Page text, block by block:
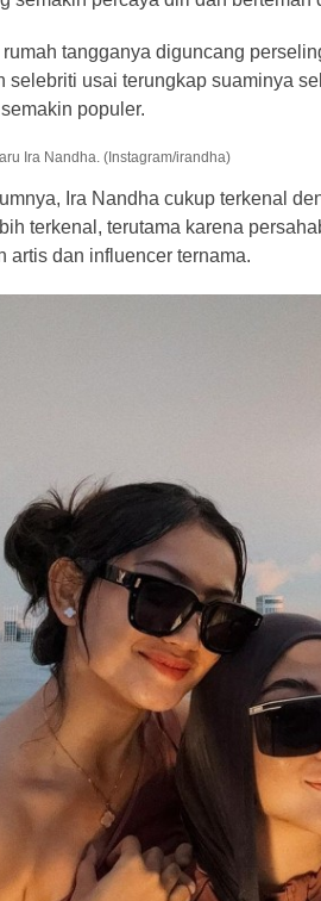
rumah tangganya diguncang
selebriti usai terungkap suaminya
populer.
Ira Nandha. (Instagram/irandha)
Ira Nandha cukup terkenal
terkenal, terutama karena
artis dan influencer ternama.